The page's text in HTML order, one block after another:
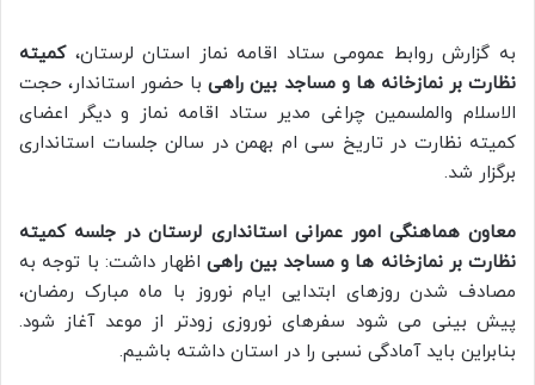
به گزارش روابط عمومی ستاد اقامه نماز استان لرستان،کمیته
نظارت بر نمازخانه ها و مساجد بین راهیبا حضور استاندار، حجت
الاسلام والملسمین چراغی مدیر ستاد اقامه نماز و دیگر اعضای
کمیته نظارت در تاریخ سی ام بهمن در سالن جلسات استانداری
برگزار شد.
معاون هماهنگی امور عمرانی استانداری لرستان در جلسه کمیته
نظارت بر نمازخانه ها و مساجد بین راهی اظهار داشت: با توجه به
مصادف شدن روزهای ابتدایی ایام نوروز با ماه مبارک رمضان،
پیش بینی می شود سفرهای نوروزی زودتر از موعد آغاز شود.
بنابراین باید آمادگی نسبی را در استان داشته باشیم.